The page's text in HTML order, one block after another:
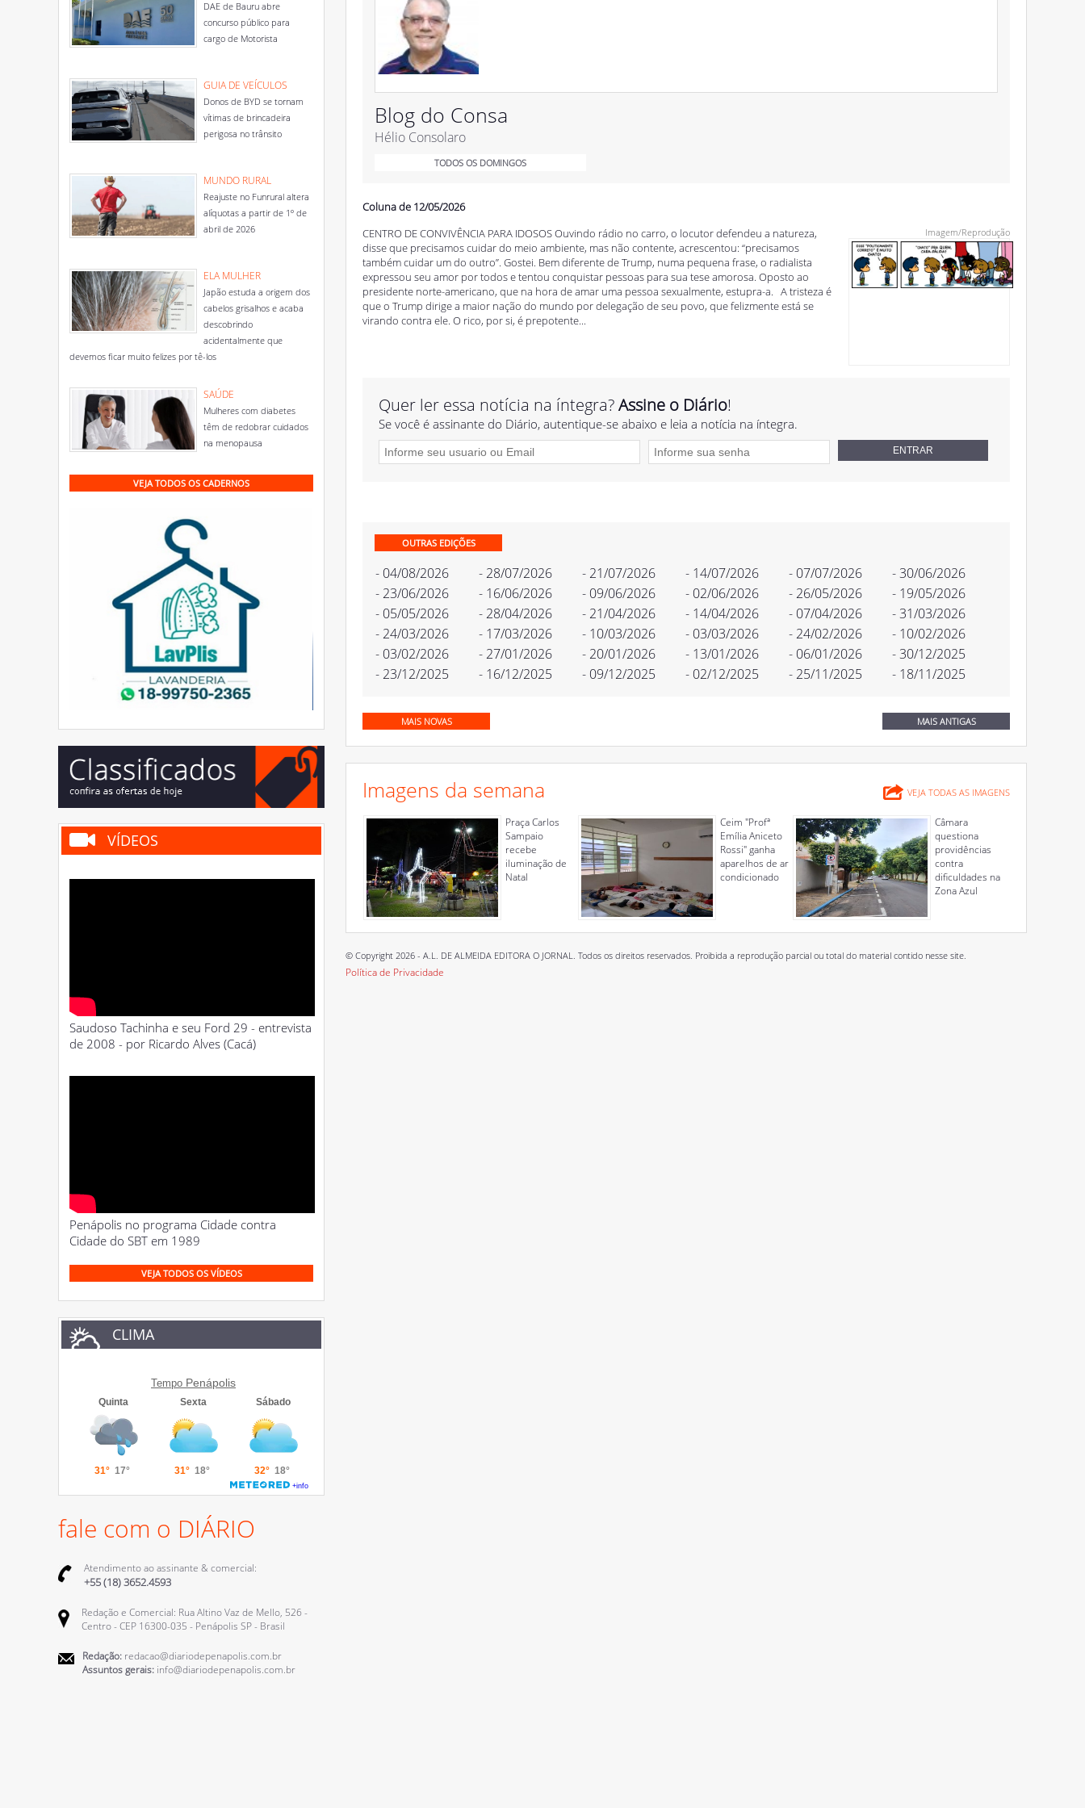
DAE de Bauru abre
concurso público para
cargo de Motorista
GUIA DE VEÍCULOS
Donos de BYD se tornam
vítimas de brincadeira
perigosa no trânsito
MUNDO RURAL
Reajuste no Funrural altera
alíquotas a partir de 1º de
abril de 2026
ELA MULHER
Japão estuda a origem dos
cabelos grisalhos e acaba
descobrindo
acidentalmente que
devemos ficar muito felizes por tê-los
SAÚDE
Mulheres com diabetes
têm de redobrar cuidados
na menopausa
VEJA TODOS OS CADERNOS
VÍDEOS
Saudoso Tachinha e seu Ford 29 - entrevista
de 2008 - por Ricardo Alves (Cacá)
Penápolis no programa Cidade contra
Cidade do SBT em 1989
VEJA TODOS OS VÍDEOS
CLIMA
Tempo Penápolis
fale com o DIÁRIO
Atendimento ao assinante & comercial:
+55 (18) 3652.4593
Redação e Comercial: Rua Altino Vaz de Mello, 526 -
Centro - CEP 16300-035 - Penápolis SP - Brasil
Redação: redacao@diariodepenapolis.com.br
Assuntos gerais: info@diariodepenapolis.com.br
Blog do Consa
Hélio Consolaro
TODOS OS DOMINGOS
Coluna de 12/05/2026
Imagem/Reprodução
CENTRO DE CONVIVÊNCIA PARA IDOSOS Ouvindo rádio no carro, o locutor defendeu a natureza,
disse que precisamos cuidar do meio ambiente, mas não contente, acrescentou: “precisamos
também cuidar um do outro”. Gostei. Bem diferente de Trump, numa pequena frase, o radialista
expressou seu amor por todos e tentou conquistar pessoas para sua tese amorosa. Oposto ao
presidente norte-americano, que na hora de amar uma pessoa sexualmente, estupra-a. A tristeza é
que o Trump dirige a maior nação do mundo por delegação de seu povo, que felizmente está se
virando contra ele. O rico, por si, é prepotente...
Quer ler essa notícia na íntegra?Assine o Diário!
Se você é assinante do Diário, autentique-se abaixo e leia a notícia na íntegra.
OUTRAS EDIÇÕES
- 04/08/2026 - 28/07/2026 - 21/07/2026 - 14/07/2026 - 07/07/2026
- 30/06/2026
- 23/06/2026
- 16/06/2026 - 09/06/2026 - 02/06/2026 - 26/05/2026
- 19/05/2026
- 05/05/2026
- 28/04/2026 - 21/04/2026 - 14/04/2026 - 07/04/2026
- 31/03/2026
- 24/03/2026
- 17/03/2026 - 10/03/2026 - 03/03/2026 - 24/02/2026
- 10/02/2026
- 03/02/2026
- 27/01/2026 - 20/01/2026 - 13/01/2026 - 06/01/2026
- 30/12/2025
- 23/12/2025
- 16/12/2025 - 09/12/2025 - 02/12/2025 - 25/11/2025 - 18/11/2025
MAIS NOVAS MAIS ANTIGAS
Imagens da semana VEJA TODAS AS IMAGENS
Praça Carlos
Sampaio
recebe
iluminação de
Natal
Ceim "Profª
Emília Aniceto
Rossi" ganha
aparelhos de ar
condicionado
Câmara
questiona
providências
contra
dificuldades na
Zona Azul
© Copyright 2026 - A.L. DE ALMEIDA EDITORA O JORNAL. Todos os direitos reservados. Proibida a reprodução parcial ou total do material contido nesse site.
Política de Privacidade